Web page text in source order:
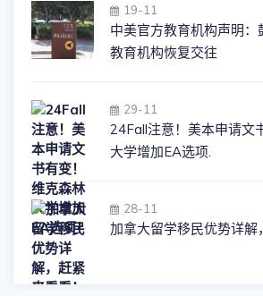
19-11
中美官方教育机构声明
教育机构恢复交往
29-11
24Fall注意！美本申请文
大学增加EA选项.
28-11
加拿大留学移民优势详解